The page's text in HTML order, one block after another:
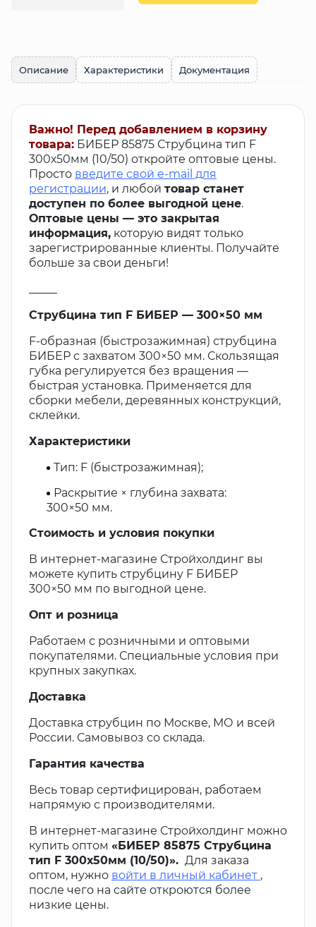
Описание Характеристики Документация
Важно! Перед добавлением в корзину
товара: БИБЕР 85875 Струбцина тип F
300х50мм (10/50) откройте оптовые цены.
Просто введите свой e-mail для
регистрации, и любой товар станет
доступен по более выгодной цене.
Оптовые цены — это закрытая
информация, которую видят только
зарегистрированные клиенты. Получайте
больше за свои деньги!
Струбцина тип F БИБЕР — 300×50 мм
F-образная (быстрозажимная) струбцина
БИБЕР с захватом 300×50 мм. Скользящая
губка регулируется без вращения —
быстрая установка. Применяется для
сборки мебели, деревянных конструкций,
склейки.
Характеристики
Тип: F (быстрозажимная);
Раскрытие × глубина захвата:
300×50 мм.
Стоимость и условия покупки
В интернет-магазине Стройхолдинг вы
можете купить струбцину F БИБЕР
300×50 мм по выгодной цене.
Опт и розница
Работаем с розничными и оптовыми
покупателями. Специальные условия при
крупных закупках.
Доставка
Доставка струбцин по Москве, МО и всей
России. Самовывоз со склада.
Гарантия качества
Весь товар сертифицирован, работаем
напрямую с производителями.
В интернет-магазине Стройхолдинг можно
купить оптом «БИБЕР 85875 Струбцина
тип F 300х50мм (10/50)». Для заказа
оптом, нужно войти в личный кабинет ,
после чего на сайте откроются более
низкие цены.